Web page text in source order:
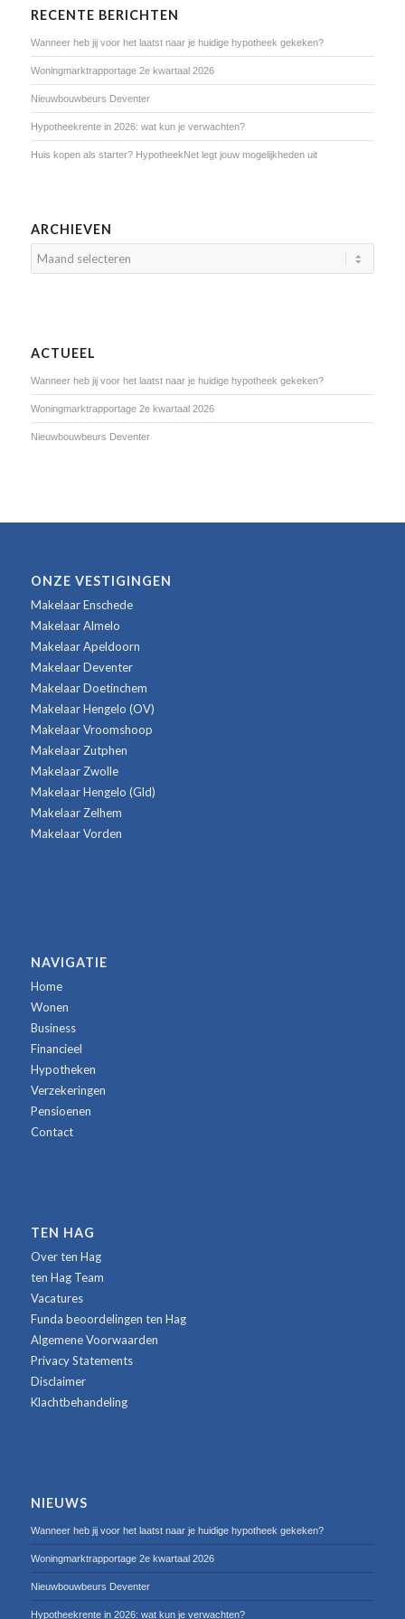
RECENTE BERICHTEN
Wanneer heb jij voor het laatst naar je huidige hypotheek gekeken?
Woningmarktrapportage 2e kwartaal 2026
Nieuwbouwbeurs Deventer
Hypotheekrente in 2026: wat kun je verwachten?
Huis kopen als starter? HypotheekNet legt jouw mogelijkheden uit
ARCHIEVEN
ACTUEEL
Wanneer heb jij voor het laatst naar je huidige hypotheek gekeken?
Woningmarktrapportage 2e kwartaal 2026
Nieuwbouwbeurs Deventer
ONZE VESTIGINGEN
Makelaar Enschede
Makelaar Almelo
Makelaar Apeldoorn
Makelaar Deventer
Makelaar Doetinchem
Makelaar Hengelo (OV)
Makelaar Vroomshoop
Makelaar Zutphen
Makelaar Zwolle
Makelaar Hengelo (Gld)
Makelaar Zelhem
Makelaar Vorden
NAVIGATIE
Home
Wonen
Business
Financieel
Hypotheken
Verzekeringen
Pensioenen
Contact
TEN HAG
Over ten Hag
ten Hag Team
Vacatures
Funda beoordelingen ten Hag
Algemene Voorwaarden
Privacy Statements
Disclaimer
Klachtbehandeling
NIEUWS
Wanneer heb jij voor het laatst naar je huidige hypotheek gekeken?
Woningmarktrapportage 2e kwartaal 2026
Nieuwbouwbeurs Deventer
Hypotheekrente in 2026: wat kun je verwachten?